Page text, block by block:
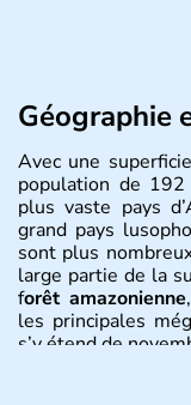
Géographie
Avec une
population de
plus vaste pays
grand pays
sont plus
large partie de la
forêt amazonienne
les principales
s’y étend de